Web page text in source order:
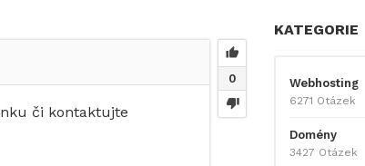
0
či kontaktujte
KATEGORIE
Webhosting
6271 Otázek
Domény
3427 Otázek